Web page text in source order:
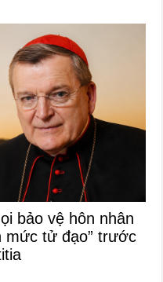
bảo vệ hôn nhân
mức tử đạo” trước